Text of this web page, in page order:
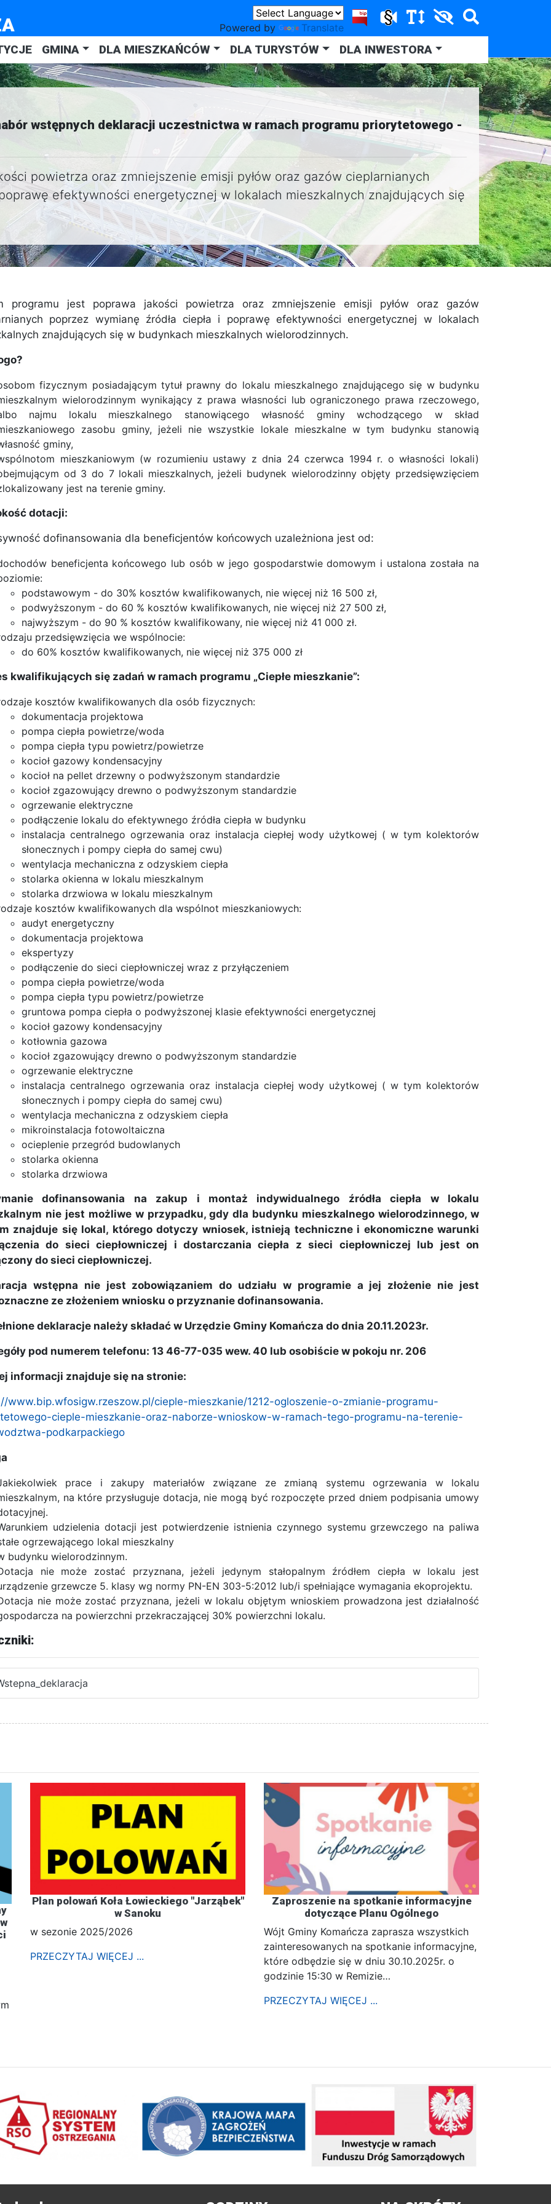
Powered by Translate
GMINA DLA MIESZKAŃCÓW DLA TURYSTÓW DLA INWESTORA
wstępnych deklaracji uczestnictwa w ramach programu priorytetowego -
powietrza oraz zmniejszenie emisji pyłów oraz gazów cieplarnianych
efektywności energetycznej w lokalach mieszkalnych znajdujących się
programu jest poprawa jakości powietrza oraz zmniejszenie emisji pyłów oraz gazów
poprzez wymianę źródła ciepła i poprawę efektywności energetycznej w lokalach
znajdujących się w budynkach mieszkalnych wielorodzinnych.
fizycznym posiadającym tytuł prawny do lokalu mieszkalnego znajdującego się w budynku
wielorodzinnym wynikający z prawa własności lub ograniczonego prawa rzeczowego,
najmu lokalu mieszkalnego stanowiącego własność gminy wchodzącego w skład
zasobu gminy, jeżeli nie wszystkie lokale mieszkalne w tym budynku stanowią
gminy,
mieszkaniowym (w rozumieniu ustawy z dnia 24 czerwca 1994 r. o własności lokali)
od 3 do 7 lokali mieszkalnych, jeżeli budynek wielorodzinny objęty przedsięwzięciem
jest na terenie gminy.
dotacji:
dofinansowania dla beneficjentów końcowych uzależniona jest od:
beneficjenta końcowego lub osób w jego gospodarstwie domowym i ustalona została na
podstawowym - do 30% kosztów kwalifikowanych, nie więcej niż 16 500 zł,
podwyższonym - do 60 % kosztów kwalifikowanych, nie więcej niż 27 500 zł,
najwyższym - do 90 % kosztów kwalifikowany, nie więcej niż 41 000 zł.
przedsięwzięcia we wspólnocie:
do 60% kosztów kwalifikowanych, nie więcej niż 375 000 zł
kwalifikujących się zadań w ramach programu „Ciepłe mieszkanie”:
kosztów kwalifikowanych dla osób fizycznych:
dokumentacja projektowa
pompa ciepła powietrze/woda
pompa ciepła typu powietrz/powietrze
kocioł gazowy kondensacyjny
kocioł na pellet drzewny o podwyższonym standardzie
kocioł zgazowujący drewno o podwyższonym standardzie
ogrzewanie elektryczne
podłączenie lokalu do efektywnego źródła ciepła w budynku
instalacja centralnego ogrzewania oraz instalacja ciepłej wody użytkowej ( w tym kolektorów
słonecznych i pompy ciepła do samej cwu)
wentylacja mechaniczna z odzyskiem ciepła
stolarka okienna w lokalu mieszkalnym
stolarka drzwiowa w lokalu mieszkalnym
kosztów kwalifikowanych dla wspólnot mieszkaniowych:
audyt energetyczny
dokumentacja projektowa
ekspertyzy
podłączenie do sieci ciepłowniczej wraz z przyłączeniem
pompa ciepła powietrze/woda
pompa ciepła typu powietrz/powietrze
gruntowa pompa ciepła o podwyższonej klasie efektywności energetycznej
kocioł gazowy kondensacyjny
kotłownia gazowa
kocioł zgazowujący drewno o podwyższonym standardzie
ogrzewanie elektryczne
instalacja centralnego ogrzewania oraz instalacja ciepłej wody użytkowej ( w tym kolektorów
słonecznych i pompy ciepła do samej cwu)
wentylacja mechaniczna z odzyskiem ciepła
mikroinstalacja fotowoltaiczna
ocieplenie przegród budowlanych
stolarka okienna
stolarka drzwiowa
dofinansowania na zakup i montaż indywidualnego źródła ciepła w lokalu
nie jest możliwe w przypadku, gdy dla budynku mieszkalnego wielorodzinnego, w
znajduje się lokal, którego dotyczy wniosek, istnieją techniczne i ekonomiczne warunki
do sieci ciepłowniczej i dostarczania ciepła z sieci ciepłowniczej lub jest on
do sieci ciepłowniczej.
wstępna nie jest zobowiązaniem do udziału w programie a jej złożenie nie jest
ze złożeniem wniosku o przyznanie dofinansowania.
deklaracje należy składać w Urzędzie Gminy Komańcza do dnia 20.11.2023r.
pod numerem telefonu: 13 46-77-035 wew. 40 lub osobiście w pokoju nr. 206
informacji znajduje się na stronie:
www.bip.wfosigw.rzeszow.pl/cieple-mieszkanie/1212-ogloszenie-o-zmianie-programu-
cieple-mieszkanie-oraz-naborze-wnioskow-w-ramach-tego-programu-na-terenie-
podkarpackiego
prace i zakupy materiałów związane ze zmianą systemu ogrzewania w lokalu
na które przysługuje dotacja, nie mogą być rozpoczęte przed dniem podpisania umowy
udzielenia dotacji jest potwierdzenie istnienia czynnego systemu grzewczego na paliwa
ogrzewającego lokal mieszkalny
budynku wielorodzinnym.
nie może zostać przyznana, jeżeli jedynym stałopalnym źródłem ciepła w lokalu jest
grzewcze 5. klasy wg normy PN-EN 303-5:2012 lub/i spełniające wymagania ekoprojektu.
nie może zostać przyznana, jeżeli w lokalu objętym wnioskiem prowadzona jest działalność
na powierzchni przekraczającej 30% powierzchni lokalu.
Plan polowań Koła Łowieckiego "Jarząbek"
w Sanoku
w sezonie 2025/2026
PRZECZYTAJ WIĘCEJ ...
Zaproszenie na spotkanie informacyjne
dotyczące Planu Ogólnego
Wójt Gminy Komańcza zaprasza wszystkich
zainteresowanych na spotkanie informacyjne,
które odbędzie się w dniu 30.10.2025r. o
godzinie 15:30 w Remizie…
PRZECZYTAJ WIĘCEJ ...
Następny